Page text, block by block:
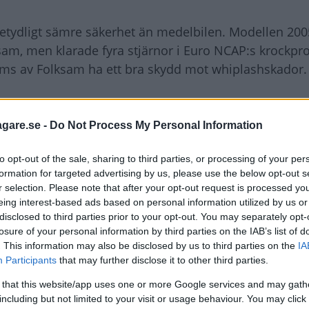
- Do Not Process My Personal Information
opt-out of the sale, sharing to third parties, or processing of your
for targeted advertising by us, please use the below opt-out
selection. Please note that after your opt-out request is processed
interest-based ads based on personal information utilized by us
to third parties prior to your opt-out. You may separately
of your personal information by third parties on the IAB’s list of
This information may also be disclosed by us to third parties on the
Participants that may further disclose it to other third parties.
that this website/app uses one or more Google services and may
but not limited to your visit or usage behaviour. You may
sämre säkerhet än medelbilen. Modellen
men klarade fyra stjärnor i Euro NCAP:s
av Folksam ha ett bra skydd mot whiplashskador.
håller ihop bra och Swift är inget undantag.
fåtal problem har upptäckts, vanligen olika fel på
däckvarnarkontrollen, oftast handlar det om
oljud från instrumentpanel och inredning är
Sport-modellen har dock